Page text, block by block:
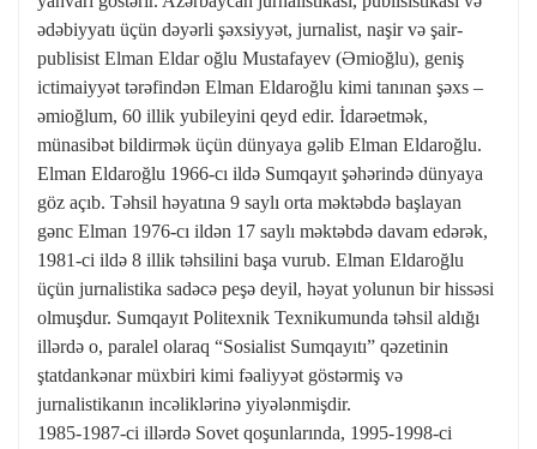
ədəbiyyatı üçün dəyərli şəxsiyyət, jurnalist, naşir və şair-
publisist Elman Eldar oğlu Mustafayev (Əmioğlu), geniş
ictimaiyyət tərəfindən Elman Eldaroğlu kimi tanınan şəxs –
əmioğlum, 60 illik yubileyini qeyd edir. İdarəetmək,
münasibət bildirmək üçün dünyaya gəlib Elman Eldaroğlu.
Elman Eldaroğlu 1966-cı ildə Sumqayıt şəhərində dünyaya
göz açıb. Təhsil həyatına 9 saylı orta məktəbdə başlayan
gənc Elman 1976-cı ildən 17 saylı məktəbdə davam edərək,
1981-ci ildə 8 illik təhsilini başa vurub. Elman Eldaroğlu
üçün jurnalistika sadəcə peşə deyil, həyat yolunun bir hissəsi
olmuşdur. Sumqayıt Politexnik Texnikumunda təhsil aldığı
illərdə o, paralel olaraq “Sosialist Sumqayıtı” qəzetinin
ştatdankənar müxbiri kimi fəaliyyət göstərmiş və
jurnalistikanın incəliklərinə yiyələnmişdir.
1985-1987-ci illərdə Sovet qoşunlarında, 1995-1998-ci